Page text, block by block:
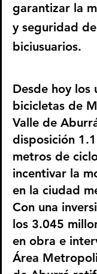
garantizar la
y seguridad
biciusuarios.
Desde hoy los
bicicletas de
Valle de
disposición
metros de
incentivar la
en la ciudad
Con una
los 3.045
en obra e
Área